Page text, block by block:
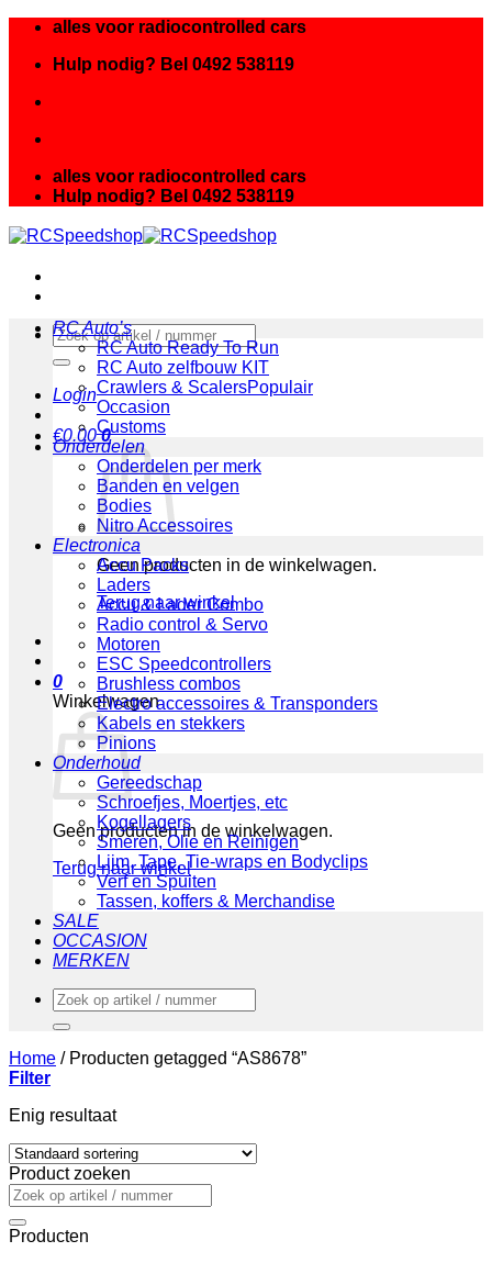
inhoud
alles voor radiocontrolled cars
Hulp nodig? Bel 0492 538119
alles voor radiocontrolled cars
Hulp nodig? Bel 0492 538119
Zoeken
naar:
Login
€0.00 0
Geen producten in de winkelwagen.
Terug naar winkel
0
Winkelwagen
Geen producten in de winkelwagen.
Terug naar winkel
RC Auto’s
RC Auto Ready To Run
RC Auto zelfbouw KIT
Crawlers & Scalers
Occasion
Customs
Onderdelen
Onderdelen per merk
Banden en velgen
Bodies
Nitro Accessoires
Electronica
Accu Packs
Laders
Accu & Lader Combo
Radio control & Servo
Motoren
ESC Speedcontrollers
Brushless combos
Electro accessoires & Transponders
Kabels en stekkers
Pinions
Onderhoud
Gereedschap
Schroefjes, Moertjes, etc
Kogellagers
Smeren, Olie en Reinigen
Lijm, Tape, Tie-wraps en Bodyclips
Verf en Spuiten
Tassen, koffers & Merchandise
SALE
OCCASION
MERKEN
Zoeken
naar:
Home /Producten getagged “AS8678”
Filter
Enig resultaat
Product zoeken
Zoeken
naar:
Producten